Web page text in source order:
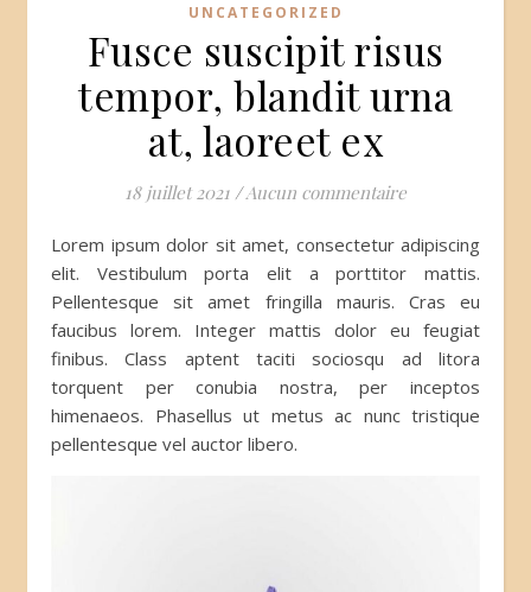
UNCATEGORIZED
Fusce suscipit risus
tempor, blandit urna
at, laoreet ex
18 juillet 2021 / Aucun commentaire
Lorem ipsum dolor sit amet, consectetur adipiscing
elit. Vestibulum porta elit a porttitor mattis.
Pellentesque sit amet fringilla mauris. Cras eu
faucibus lorem. Integer mattis dolor eu feugiat
finibus. Class aptent taciti sociosqu ad litora
torquent per conubia nostra, per inceptos
himenaeos. Phasellus ut metus ac nunc tristique
pellentesque vel auctor libero.